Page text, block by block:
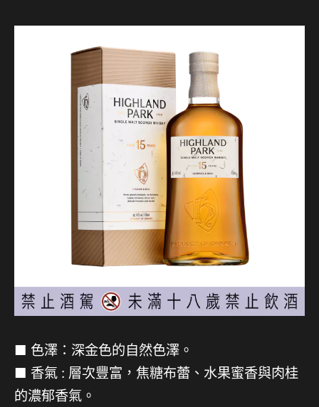
■ 色澤：深金色的自然色澤。
■ 香氣 : 層次豐富，焦糖布蕾、水果蜜香與肉桂
的濃郁香氣。